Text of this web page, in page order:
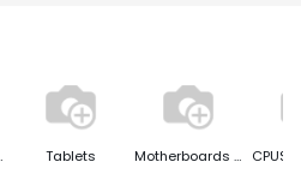
Tablets Motherboards ( Placas Base)